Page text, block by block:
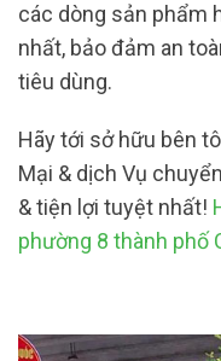
các dòng sản phẩm
nhất, bảo đảm an
tiêu dùng.
Hãy tới sở hữu bên
Mại & dịch Vụ
& tiện lợi tuyệt nhất!
phường 8 thành phố